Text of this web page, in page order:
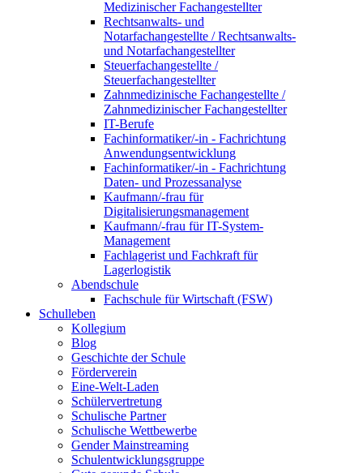
Medizinischer Fachangestellter
Rechtsanwalts- und
Notarfachangestellte / Rechtsanwalts-
und Notarfachangestellter
Steuerfachangestellte /
Steuerfachangestellter
Zahnmedizinische Fachangestellte /
Zahnmedizinischer Fachangestellter
IT-Berufe
Fachinformatiker/-in - Fachrichtung
Anwendungsentwicklung
Fachinformatiker/-in - Fachrichtung
Daten- und Prozessanalyse
Kaufmann/-frau für
Digitalisierungsmanagement
Kaufmann/-frau für IT-System-
Management
Fachlagerist und Fachkraft für
Lagerlogistik
Abendschule
Fachschule für Wirtschaft (FSW)
Schulleben
Kollegium
Blog
Geschichte der Schule
Förderverein
Eine-Welt-Laden
Schülervertretung
Schulische Partner
Schulische Wettbewerbe
Gender Mainstreaming
Schulentwicklungsgruppe